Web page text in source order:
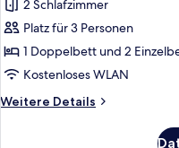
Royal-
Villa,
2 Schlafzimmer
anzeigen
2 Schlafzimmer
Platz für 3 Personen
1 Doppelbett und 2
Kostenloses WLAN
Weitere Details
Weitere